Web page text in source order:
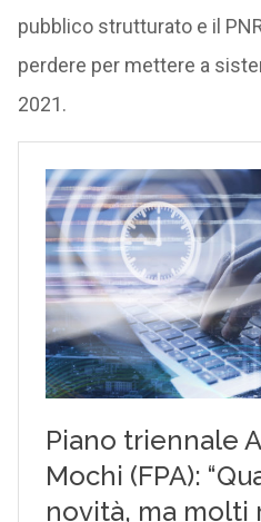
pubblico strutturato e il
perdere per mettere a
2021.